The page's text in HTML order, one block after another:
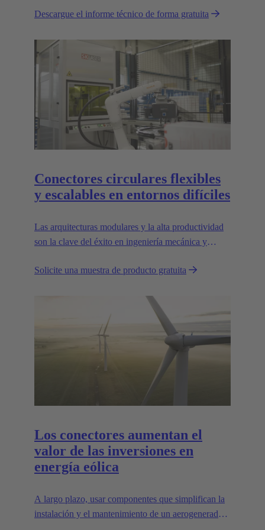
Descargue el informe técnico de forma gratuita
Conectores circulares flexibles
y escalables en entornos difíciles
Las arquitecturas modulares y la alta productividad
son la clave del éxito en ingeniería mecánica y
esenciales para allanar el camino.
Solicite una muestra de producto gratuita
Los conectores aumentan el
valor de las inversiones en
energía eólica
A largo plazo, usar componentes que simplifican la
instalación y el mantenimiento de un aerogenerador